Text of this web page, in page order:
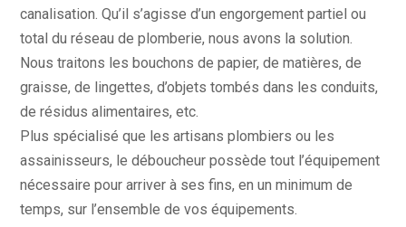
canalisation. Qu’il s’agisse d’un engorgement partiel ou
total du réseau de plomberie, nous avons la solution.
Nous traitons les bouchons de papier, de matières, de
graisse, de lingettes, d’objets tombés dans les conduits,
de résidus alimentaires, etc.
Plus spécialisé que les artisans plombiers ou les
assainisseurs, le déboucheur possède tout l’équipement
nécessaire pour arriver à ses fins, en un minimum de
temps, sur l’ensemble de vos équipements.